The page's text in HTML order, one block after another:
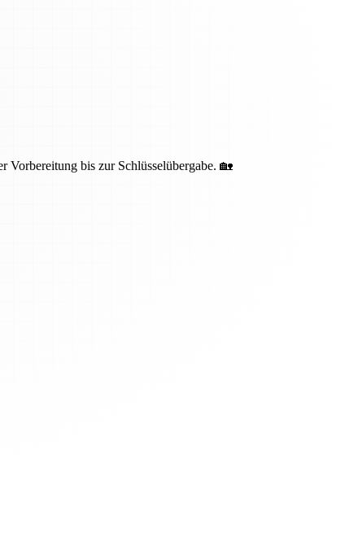
Vorbereitung bis zur Schlüsselübergabe. 🏡